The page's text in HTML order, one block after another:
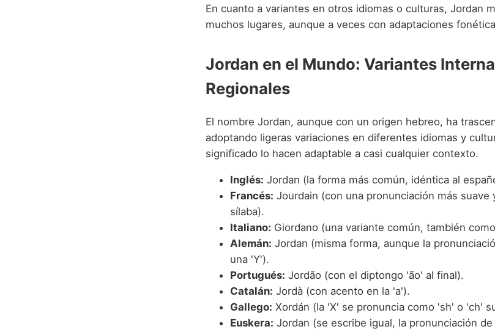
En cuanto a variantes en otros idiomas o culturas, Jordan
muchos lugares, aunque a veces con adaptaciones
Jordan en el Mundo: Variantes
Regionales
El nombre Jordan, aunque con un origen hebreo, ha
adoptando ligeras variaciones en diferentes idiomas y
significado lo hacen adaptable a casi cualquier contexto.
Inglés: Jordan (la forma más común, idéntica al
Francés: Jourdain (con una pronunciación más suave
sílaba).
Italiano: Giordano (una variante común, también
Alemán: Jordan (misma forma, aunque la
una 'Y').
Portugués: Jordão (con el diptongo 'ão' al final).
Catalán: Jordà (con acento en la 'a').
Gallego: Xordán (la 'X' se pronuncia como 'sh' o 'ch'
Euskera: Jordan (se escribe igual, la pronunciación